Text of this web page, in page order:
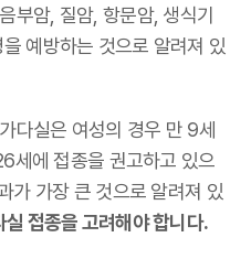
부암, 질암, 항문암, 생식기
예방하는 것으로 알려져 있
다실은 여성의 경우 만 9세
세에 접종을 권고하고 있으
가 가장 큰 것으로 알려져 있
실 접종을 고려해야 합니다.